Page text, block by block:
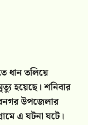
ধান তলিয়ে
হয়েছে। শনিবার
উপজেলার
এ ঘটনা ঘটে।